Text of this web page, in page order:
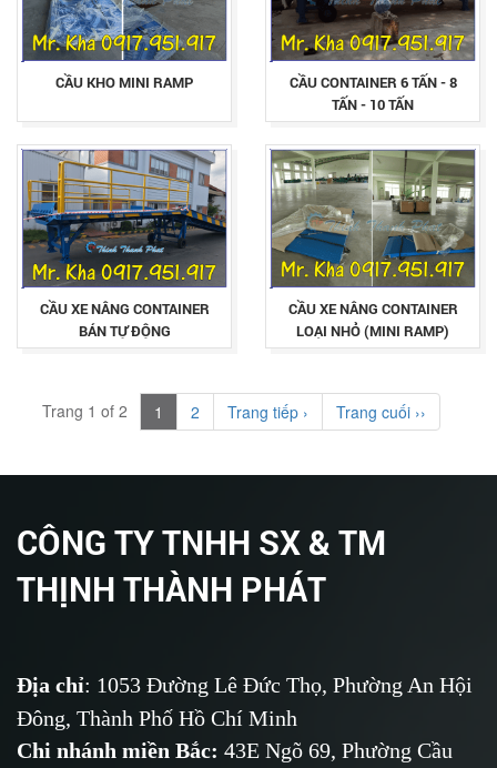
CẦU KHO MINI RAMP
CẦU CONTAINER 6 TẤN - 8
TẤN - 10 TẤN
CẦU XE NÂNG CONTAINER
BÁN TỰ ĐỘNG
CẦU XE NÂNG CONTAINER
LOẠI NHỎ (MINI RAMP)
Trang 1 of 2 1 2 Trang tiếp › Trang cuối ››
CÔNG TY TNHH SX & TM
THỊNH THÀNH PHÁT
Địa chỉ: 1053 Đường Lê Đức Thọ, Phường An Hội
Đông, Thành Phố Hồ Chí Minh
Chi nhánh miền Bắc: 43E Ngõ 69, Phường Cầu